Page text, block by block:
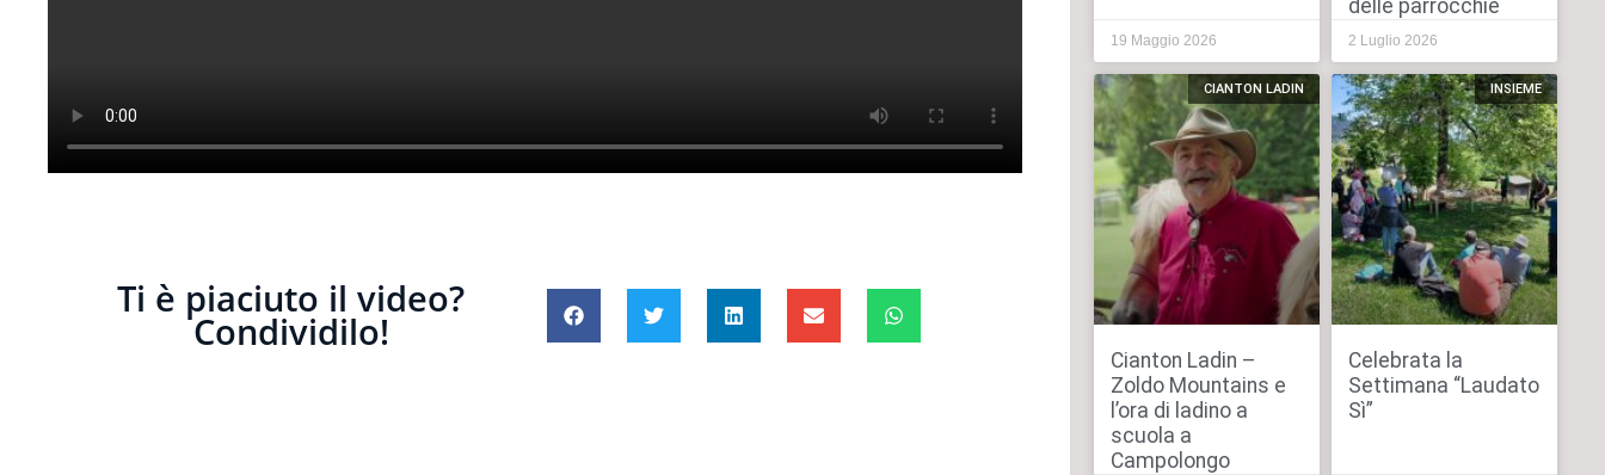
Ti è piaciuto il video?
Condividilo!
19 Maggio 2026
delle parrocchie
2 Luglio 2026
CIANTON LADIN
Cianton Ladin –
Zoldo Mountains e
l’ora di ladino a
scuola a
Campolongo
INSIEME
Celebrata la
Settimana “Laudato
Sì”